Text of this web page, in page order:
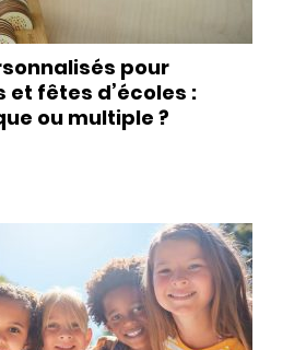
pour
et fêtes d’écoles :
ou multiple ?